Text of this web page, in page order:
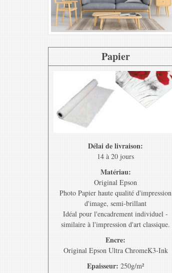
Papier
Délai de livraison:
14 à 20 jours
Matériau:
Original Epson
Photo Papier haute qualité d'impression
d'image, semi-brillant
Idéal pour l'encadrement individuel -
similaire à l'impression d'art classique.
Encre:
Original Epson Ultra ChromeK3-Ink
Epaisseur: 250g/m²